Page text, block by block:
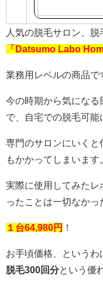
人気の脱毛サロン、
「Datsumo Labo
業務用レベルの商品で
今の時期から気になる
で、自宅での脱毛可能
専門のサロンにいくと
もかかってしまいます
実際に使用してみたレ
ったことは一切なかっ
１台64,980円 ！
お手頃価格、というわ
脱毛300回分という優